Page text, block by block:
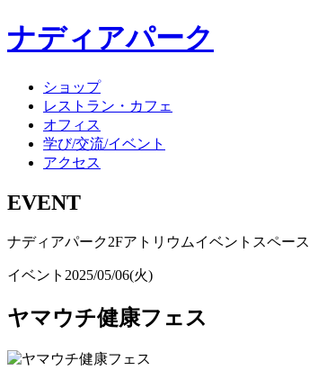
ナディアパーク
ショップ
レストラン・カフェ
オフィス
学び/交流/イベント
アクセス
EVENT
ナディアパーク2Fアトリウムイベントスペース
イベント 2025/05/06(火)
ヤマウチ健康フェス